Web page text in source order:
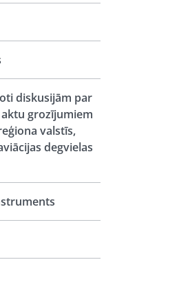
diskusijām par
grozījumiem
valstīs,
degvielas